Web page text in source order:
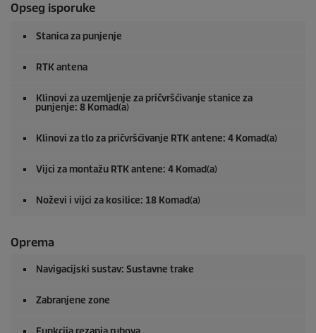
Opseg isporuke
Stanica za punjenje
RTK antena
Klinovi za uzemljenje za pričvršćivanje stanice za
punjenje: 8 Komad(a)
Klinovi za tlo za pričvršćivanje RTK antene: 4 Komad(a)
Vijci za montažu RTK antene: 4 Komad(a)
Noževi i vijci za kosilice: 18 Komad(a)
Oprema
Navigacijski sustav: Sustavne trake
Zabranjene zone